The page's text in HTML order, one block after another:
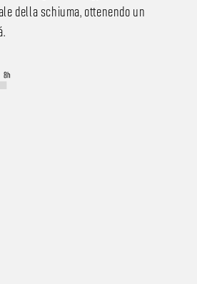
della schiuma, ottenendo un